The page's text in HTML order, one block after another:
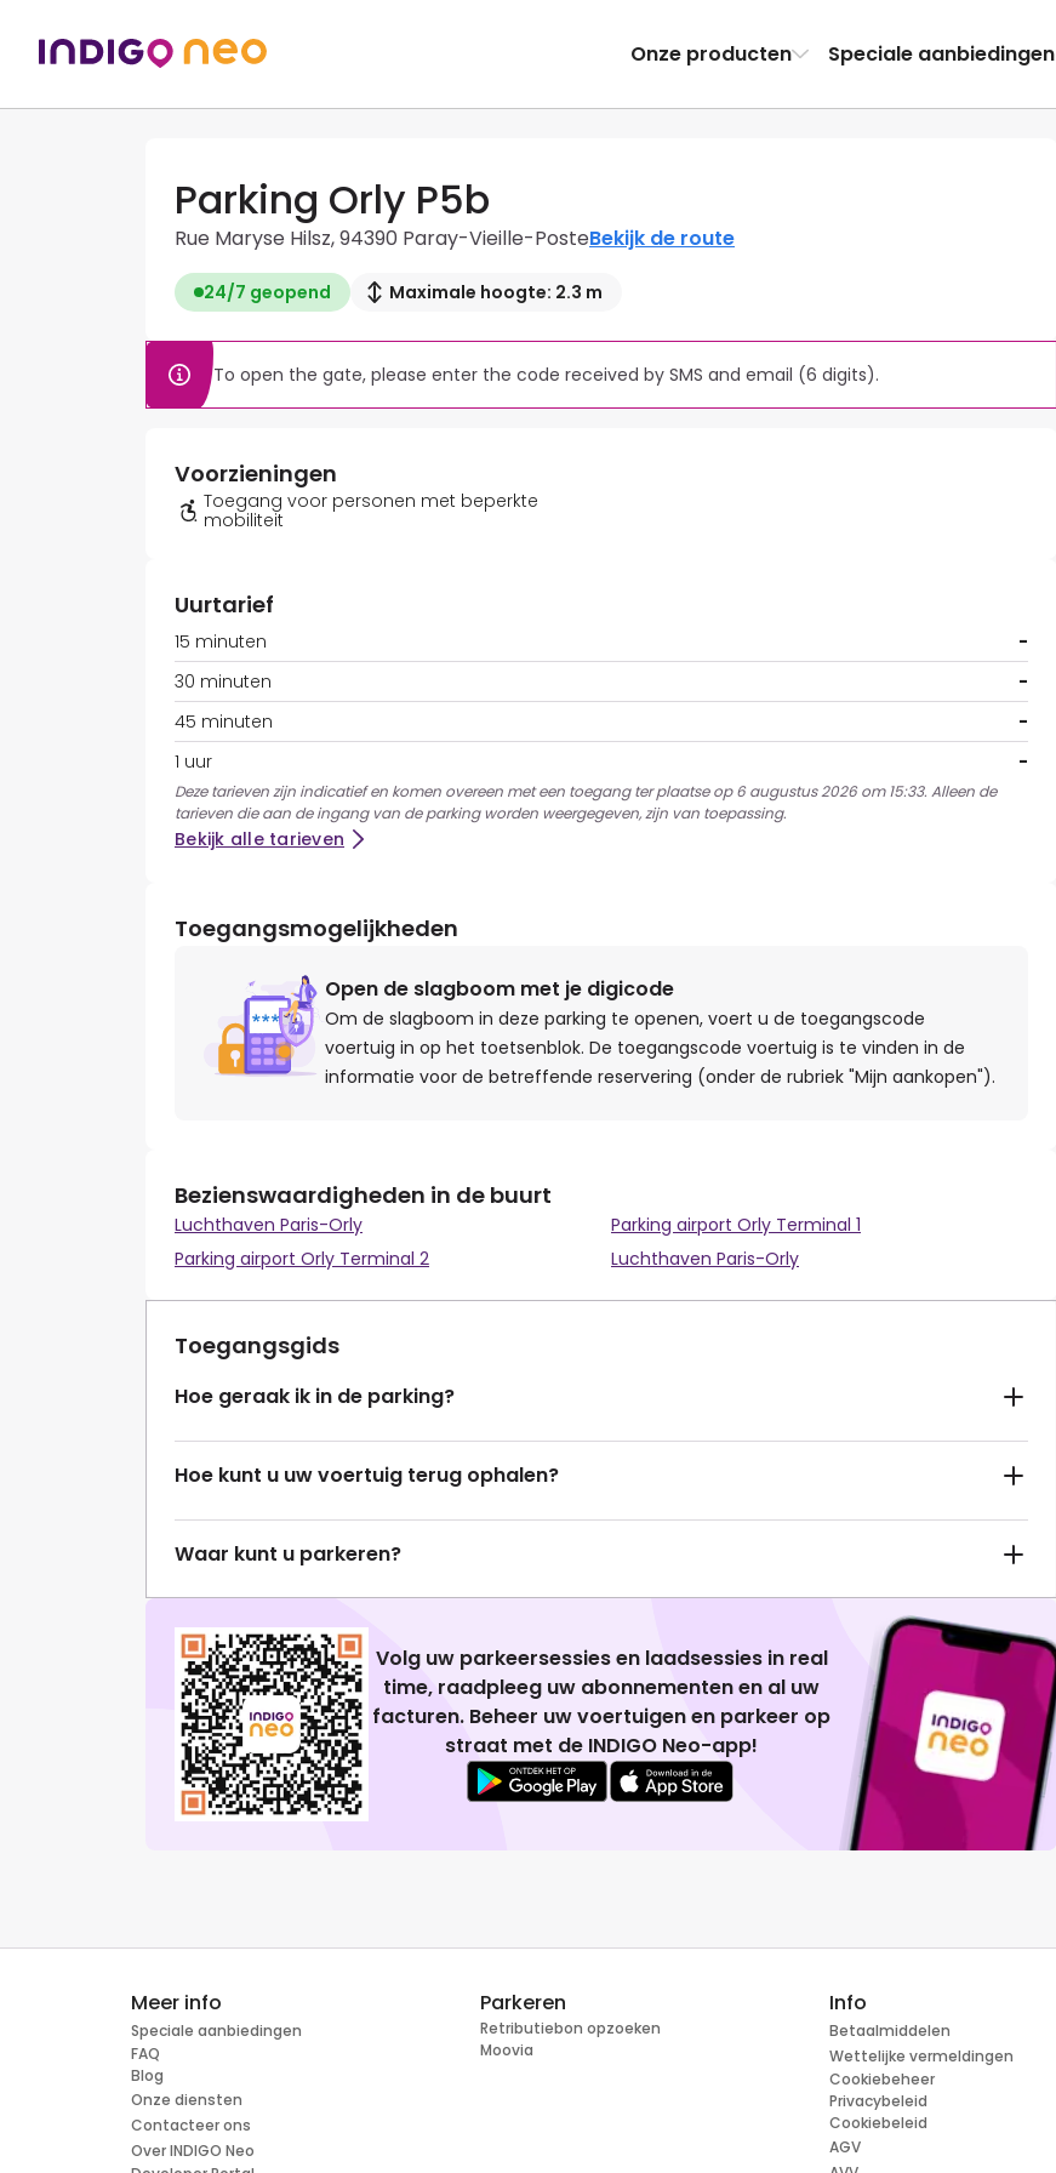
Onze producten Speciale aanbiedingen
Parking Orly P5b
Rue Maryse Hilsz, 94390 Paray-Vieille-PosteBekijk de route
24/7 geopend Maximale hoogte: 2.3 m
To open the gate, please enter the code received by SMS and email (6 digits).
Voorzieningen
Toegang voor personen met beperkte
mobiliteit
Uurtarief
15 minuten
-
30 minuten
-
45 minuten
-
1 uur
-
Deze tarieven zijn indicatief en komen overeen met een toegang ter plaatse op 6 augustus 2026 om 15:33. Alleen de
tarieven die aan de ingang van de parking worden weergegeven, zijn van toepassing.
Bekijk alle tarieven
Toegangsmogelijkheden
Open de slagboom met je digicode
Om de slagboom in deze parking te openen, voert u de toegangscode
voertuig in op het toetsenblok. De toegangscode voertuig is te vinden in de
informatie voor de betreffende reservering (onder de rubriek "Mijn aankopen").
Bezienswaardigheden in de buurt
Luchthaven Paris-Orly
Parking airport Orly Terminal 1
Parking airport Orly Terminal 2
Luchthaven Paris-Orly
Toegangsgids
Hoe geraak ik in de parking?
Hoe kunt u uw voertuig terug ophalen?
Waar kunt u parkeren?
Volg uw parkeersessies en laadsessies in real
time, raadpleeg uw abonnementen en al uw
facturen. Beheer uw voertuigen en parkeer op
straat met de INDIGO Neo-app!
Meer info
Speciale aanbiedingen
FAQ
Blog
Onze diensten
Contacteer ons
Over INDIGO Neo
Parkeren
Retributiebon opzoeken
Moovia
Info
Betaalmiddelen
Wettelijke vermeldingen
Cookiebeheer
Privacybeleid
Cookiebeleid
AGV